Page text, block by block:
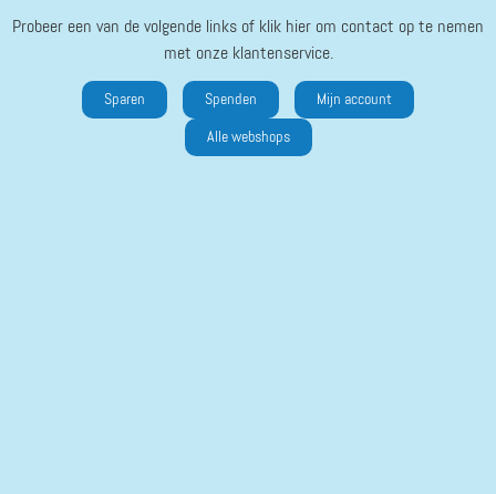
Probeer een van de volgende links of klik hier om contact op te nemen
met onze klantenservice.
Sparen Spenden Mijn account
Alle webshops